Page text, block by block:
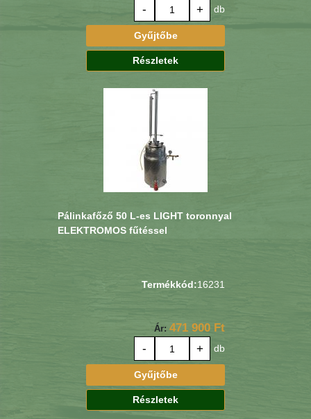
-
+ db
Gyűjtőbe
Részletek
Pálinkafőző 50 L-es LIGHT toronnyal
ELEKTROMOS fűtéssel
Termékkód:16231
Ár: 471 900 Ft
-
+ db
Gyűjtőbe
Részletek